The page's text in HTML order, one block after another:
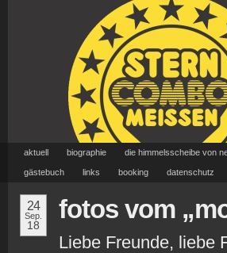
aktuell biographie die himmelsscheibe von
gästebuch links booking datenschutz
24
Sep.
18
fotos vom
Liebe Freunde, liebe